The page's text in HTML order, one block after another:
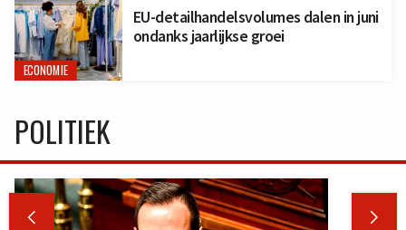
ECONOMIE
EU-detailhandelsvolumes dalen in juni
ondanks jaarlijkse groei
POLITIEK
 